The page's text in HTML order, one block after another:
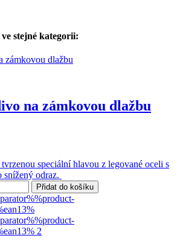
stejné kategorii:
na zámkovou dlažbu
speciální hlavou z legované oceli s
snížený odraz.
Přidat do košíku